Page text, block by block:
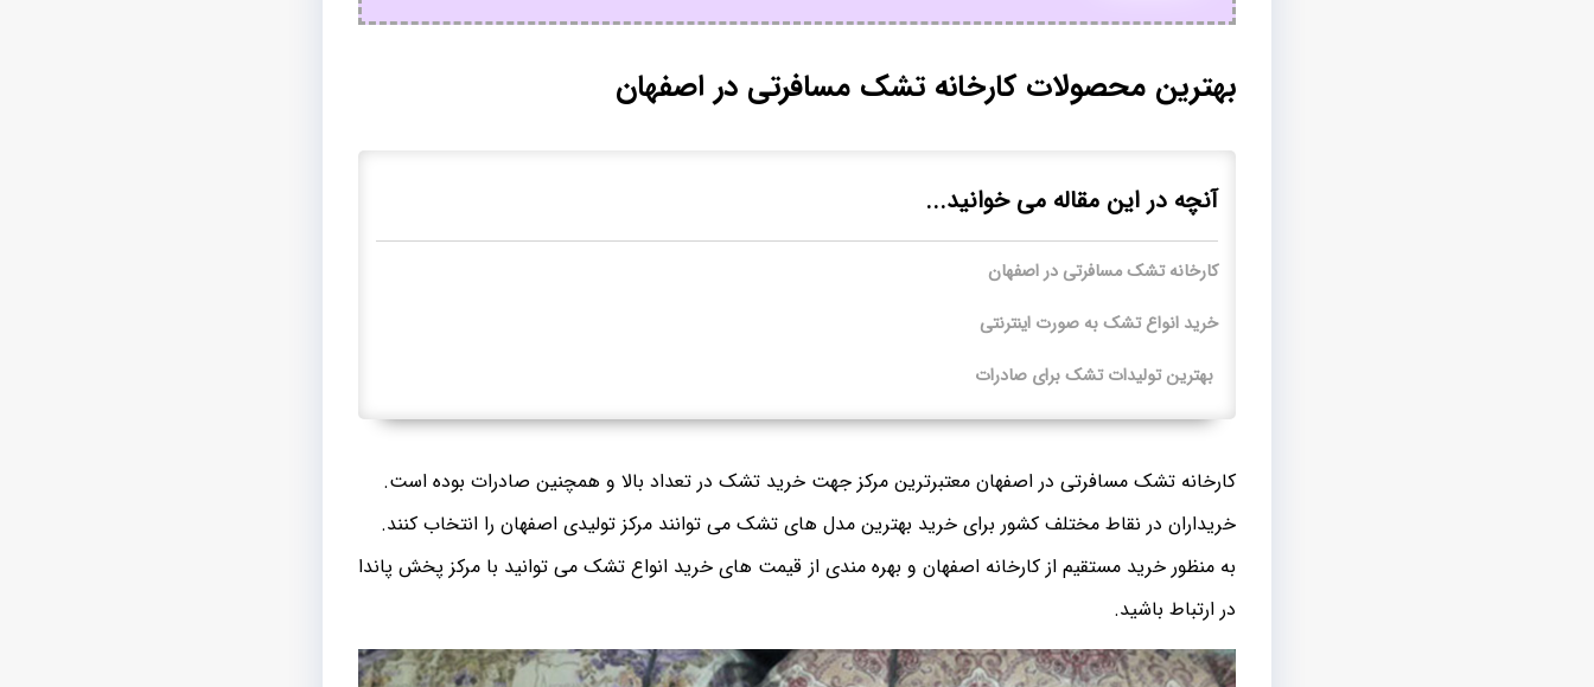
بهترین محصولات کارخانه تشک مسافرتی در اصفهان
آنچه در این مقاله می خوانید...
کارخانه تشک مسافرتی در اصفهان
خرید انواع تشک به صورت اینترنتی
بهترین تولیدات تشک برای صادرات
کارخانه تشک مسافرتی در اصفهان معتبرترین مرکز جهت خرید تشک در تعداد بالا و همچنین صادرات بوده است.
خریداران در نقاط مختلف کشور برای خرید بهترین مدل های تشک می توانند مرکز تولیدی اصفهان را انتخاب کنند.
به منظور خرید مستقیم از کارخانه اصفهان و بهره مندی از قیمت های خرید انواع تشک می توانید با مرکز پخش پاندا
در ارتباط باشید.